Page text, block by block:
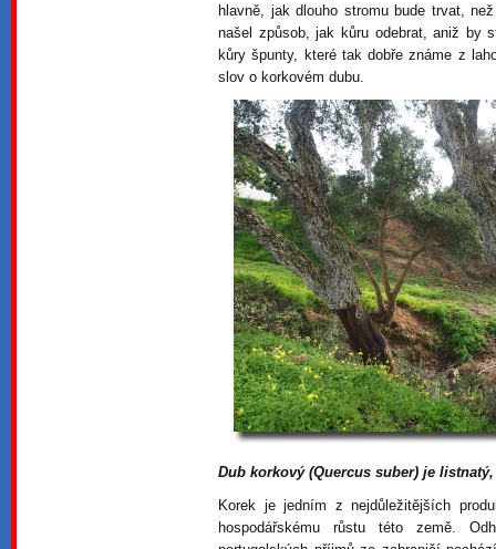
hlavně, jak dlouho stromu bude trvat,
našel způsob, jak kůru odebrat, aniž by
kůry špunty, které tak dobře známe z
slov o korkovém dubu.
Dub korkový (Quercus suber) je
Korek je jedním z nejdůležitějších
hospodářskému růstu této země.